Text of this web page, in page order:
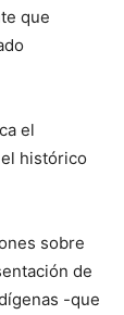
que
el
histórico
sobre
de
-que